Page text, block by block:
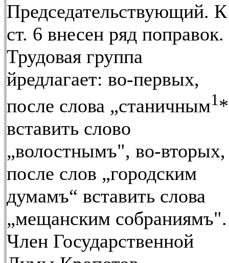
Председательствующий. К
ст. 6 внесен ряд поправок.
Трудовая группа
йредлагает: во-первых,
после слова „станичным1*
вставить слово
„волостнымъ", во-вторых,
после слов „городским
думамъ“ вставить слова
„мещанским собраниямъ".
Член Государственной